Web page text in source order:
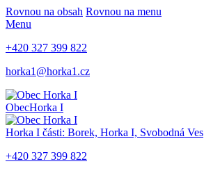
Rovnou na obsah Rovnou na menu
Menu
+420 327 399 822
horka1@horka1.cz
ObecHorka I
Horka I části: Borek, Horka I, Svobodná Ves
+420 327 399 822